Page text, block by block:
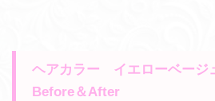
ヘアカラー イエローベージ
Before＆After